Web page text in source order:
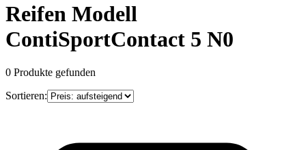
Reifen Modell
ContiSportContact 5 N0
0 Produkte gefunden
Sortieren: